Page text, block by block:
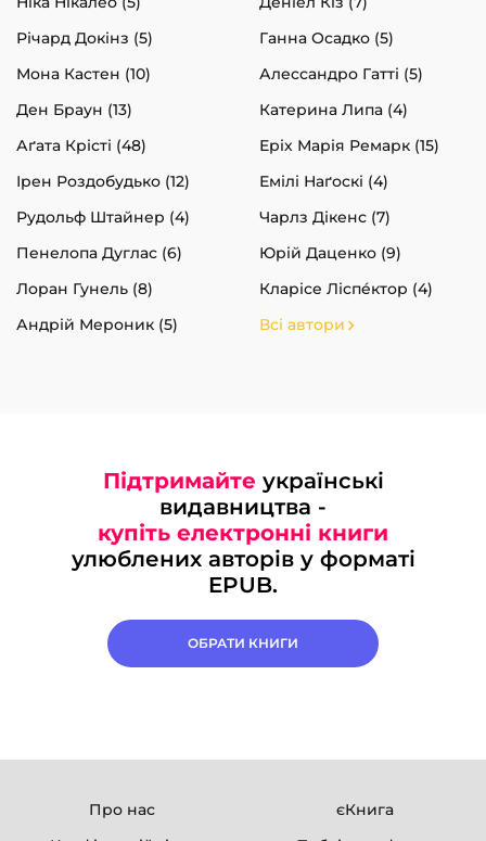
Річард Докінз (5)
Ганна Осадко (5)
Мона Кастен (10)
Алессандро Гатті (5)
Ден Браун (13)
Катерина Липа (4)
Аґата Крісті (48)
Еріх Марія Ремарк (15)
Ірен Роздобудько (12)
Емілі Наґоскі (4)
Рудольф Штайнер (4)
Чарлз Дікенс (7)
Пенелопа Дуглас (6)
Юрій Даценко (9)
Лоран Гунель (8)
Кларісе Ліспéктор (4)
Андрій Мероник (5)
Всі автори
Підтримайте українські
видавництва -
купіть електронні книги
улюблених авторів у форматі
EPUB.
ОБРАТИ КНИГИ
Про нас
єКнига